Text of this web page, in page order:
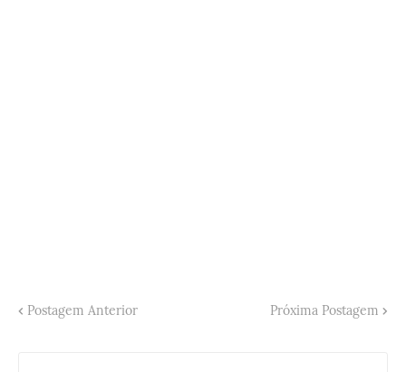
Postagem Anterior Próxima Postagem